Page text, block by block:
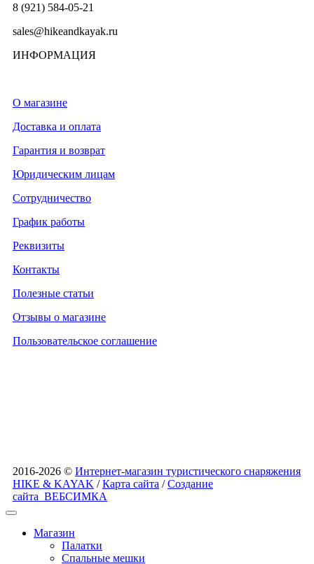
8 (921) 584-05-21
sales@hikeandkayak.ru
ИНФОРМАЦИЯ
О магазине
Доставка и оплата
Гарантия и возврат
Юридическим лицам
Сотрудничество
График работы
Реквизиты
Контакты
Полезные статьи
Отзывы о магазине
Пользовательское соглашение
2016-2026 © Интернет-магазин туристического снаряжения
HIKE & KAYAK /Карта сайта /Создание
сайта ВЕБСИМКА
Магазин
Палатки
Спальные мешки